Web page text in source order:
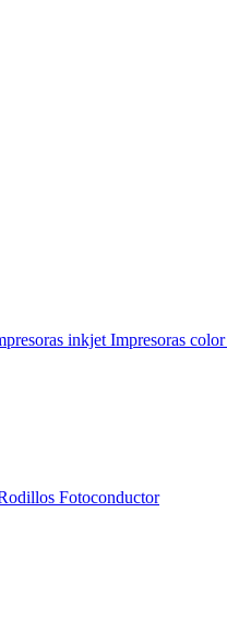
inkjet Impresoras color
Fotoconductor